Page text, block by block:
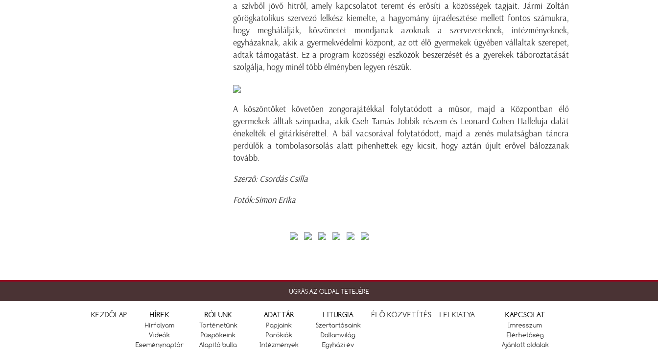
a szívből jövő hitről, amely kapcsolatot teremt és erősíti a közösségek tagjait. Jármi Zoltán
görögkatolikus szervező lelkész kiemelte, a hagyomány újraélesztése mellett fontos számukra,
hogy meghálálják, köszönetet mondjanak azoknak a szervezeteknek, intézményeknek,
egyházaknak, akik a gyermekvédelmi központ, az ott élő gyermekek ügyében vállaltak szerepet,
adtak támogatást. Ez a program közösségi eszközök beszerzését és a gyerekek táboroztatását
szolgálja, hogy minél több élményben legyen részük.
A köszöntőket követően zongorajátékkal folytatódott a műsor, majd a Központban élő
gyermekek álltak színpadra, akik Cseh Tamás Jobbik részem és Leonard Cohen Halleluja dalát
énekelték el gitárkísérettel. A bál vacsorával folytatódott, majd a zenés mulatságban táncra
perdülők a tombolasorsolás alatt pihenhettek egy kicsit, hogy aztán újult erővel bálozzanak
tovább.
Szerző: Csordás Csilla
Fotók:Simon Erika
UGRÁS AZ OLDAL TETEJÉRE
KEZDŐLAP HÍREK
Hírfolyam
Videók
Eseménynaptár
RÓLUNK
Történetünk
Püspökeink
Alapító bulla
ADATTÁR
Papjaink
Parókiák
Intézmények
LITURGIA
Szertartásaink
Dallamvilág
Egyházi év
ÉLŐ KÖZVETÍTÉS LELKIATYA KAPCSOLAT
Imresszum
Elérhetőség
Ajánlott oldalak